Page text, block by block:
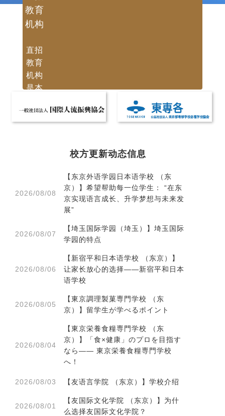
教育
机构
直招
教育
机构
是本
的会
员教
点击查看》
校方更新动态信息
2026/08/08
【东京外语学园日本语学校 （东
京）】希望帮助每一位学生： “在东
京实现语言成长、升学梦想与未来发
展”
2026/08/07
【埼玉国际学园（埼玉）】埼玉国际
学园的特点
2026/08/06
【新宿平和日本语学校 （东京）】
让家长放心的选择——新宿平和日本
语学校
2026/08/05
【東京調理製菓専門学校 （东
京）】留学生が学べるポイント
2026/08/04
【東京栄養食糧専門学校 （东
京）】「食×健康」のプロを目指す
なら―― 東京栄養食糧専門学校
へ！
2026/08/03 【友语言学院 （东京）】学校介绍
2026/08/01
【友国际文化学院 （东京）】为什
么选择友国际文化学院？